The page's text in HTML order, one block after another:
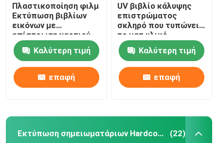
Πλαστικοποίηση φιλμ
Εκτύπωση βιβλίων
εικόνων με
επίστρωση χαρτιού
Εκτύπωση βιβλίου με
σκληρό εξώφυλλο
Καλύτερη τιμή
επαφή
UV βιβλίο κάλυψης
επιστρώματος
σκληρό που τυπώνει
το ματ υλικό
εγγράφου τέχνης
Καλύτερη τιμή
επαφή
Εκτύπωση σημειωματάριων Hardcover (22)